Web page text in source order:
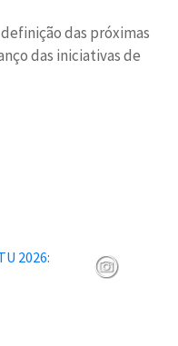
das próximas
das iniciativas de